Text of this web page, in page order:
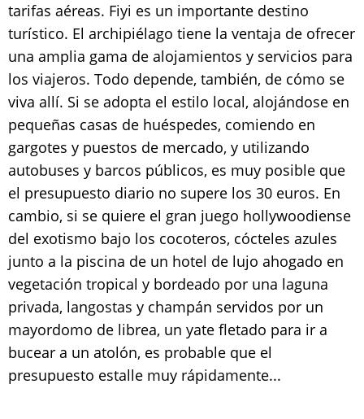
tarifas aéreas. Fiyi es un importante destino
turístico. El archipiélago tiene la ventaja de ofrecer
una amplia gama de alojamientos y servicios para
los viajeros. Todo depende, también, de cómo se
viva allí. Si se adopta el estilo local, alojándose en
pequeñas casas de huéspedes, comiendo en
gargotes y puestos de mercado, y utilizando
autobuses y barcos públicos, es muy posible que
el presupuesto diario no supere los 30 euros. En
cambio, si se quiere el gran juego hollywoodiense
del exotismo bajo los cocoteros, cócteles azules
junto a la piscina de un hotel de lujo ahogado en
vegetación tropical y bordeado por una laguna
privada, langostas y champán servidos por un
mayordomo de librea, un yate fletado para ir a
bucear a un atolón, es probable que el
presupuesto estalle muy rápidamente...